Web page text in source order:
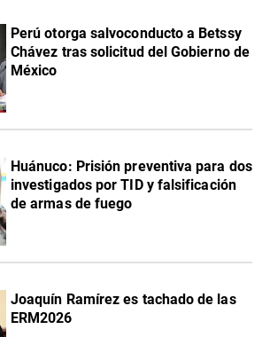
Perú otorga salvoconducto a Betssy
Chávez tras solicitud del Gobierno de
México
Huánuco: Prisión preventiva para dos
investigados por TID y falsificación
de armas de fuego
Joaquín Ramírez es tachado de las
ERM2026